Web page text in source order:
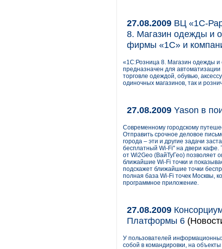
27.08.2009 ВЦ «1С-
8. Магазин одежды и
фирмы «1С» и
«1С:Розница 8. Магазин одежды и
предназначен для
торговле одеждой, обувью,
одиночных магазинов, так и
27.08.2009 Yason в
Современному городскому
Отправить срочное деловое
города – эти и другие задачи
бесплатный Wi-Fi" на двери
от Wi2Geo (ВайТуГео) позволяет
ближайшие Wi-Fi точки и
подскажет ближайшие точки
полная база Wi-Fi точек Москвы,
программное приложение.
27.08.2009
Платформы 6
У пользователей
собой в командировки, на